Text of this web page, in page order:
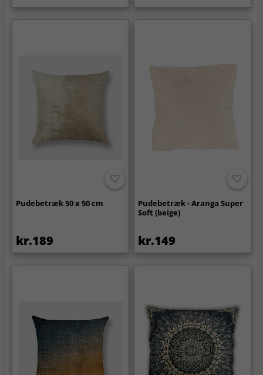
Pudebetræk 50 x 50 cm
kr.189
Pudebetræk - Aranga Super
Soft (beige)
kr.149